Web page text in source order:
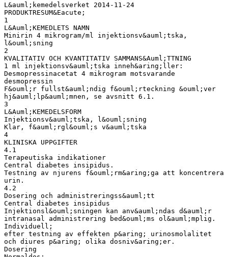
L&auml;kemedelsverket 2014-11-24
PRODUKTRESUM&Eacute;
1
L&Auml;KEMEDLETS NAMN
Minirin 4 mikrogram/ml injektionsv&auml;tska,
l&ouml;sning
2
KVALITATIV OCH KVANTITATIV SAMMANS&Auml;TTNING
1 ml injektionsv&auml;tska inneh&aring;ller:
Desmopressinacetat 4 mikrogram motsvarande
desmopressin
F&ouml;r fullst&auml;ndig f&ouml;rteckning &ouml;ver
hj&auml;lp&auml;mnen, se avsnitt 6.1.
3
L&Auml;KEMEDELSFORM
Injektionsv&auml;tska, l&ouml;sning
Klar, f&auml;rgl&ouml;s v&auml;tska
4
KLINISKA UPPGIFTER
4.1
Terapeutiska indikationer
Central diabetes insipidus.
Testning av njurens f&ouml;rm&aring;ga att koncentrera
urin.
4.2
Dosering och administreringss&auml;tt
Central diabetes insipidus
Injektionsl&ouml;sningen kan anv&auml;ndas d&auml;r
intranasal administrering bed&ouml;ms ol&auml;mplig.
Individuell;
efter testning av effekten p&aring; urinosmolalitet
och diures p&aring; olika dosniv&aring;er.
Dosering